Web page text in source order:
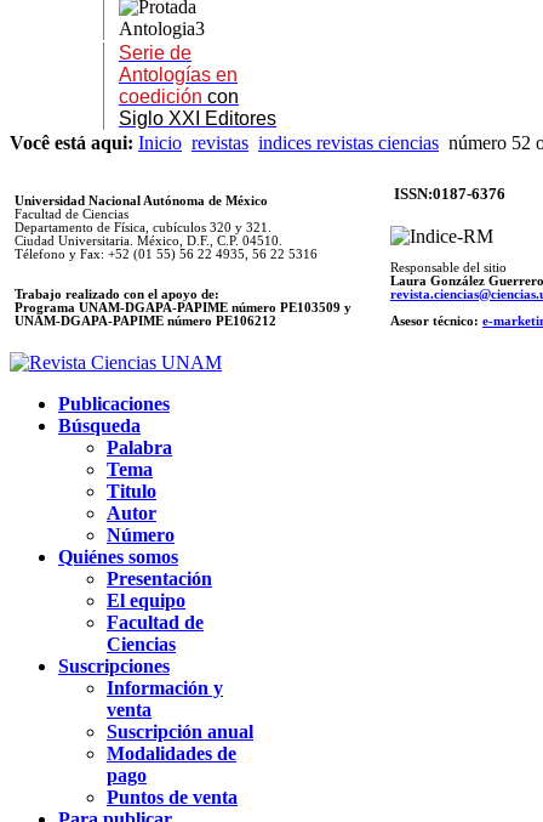
Serie de
Antologías en
coedición con
Siglo XXI Editores
Você está aqui: Inicio revistas indices revistas ciencias número 52
Universidad Nacional Autónoma de México
Facultad de Ciencias
Departamento de Física, cubículos 320 y 321.
Ciudad Universitaria. México, D.F., C.P. 04510.
Télefono y Fax: +52 (01 55) 56 22 4935, 56 22 5316
Trabajo realizado con el apoyo de:
Programa UNAM-DGAPA-PAPIME número PE103509 y
UNAM-DGAPA-PAPIME número PE106212
ISSN:0187-6376
Responsable del sitio
Laura González Guerrero
Asesor técnico: e-
Publicaciones
Búsqueda
Palabra
Tema
Titulo
Autor
Número
Quiénes somos
Presentación
El equipo
Facultad de
Ciencias
Suscripciones
Información y
venta
Suscripción anual
Modalidades de
pago
Puntos de venta